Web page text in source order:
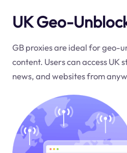
UK Geo-
GB proxies are ideal for geo-
content. Users can access UK
news, and websites from